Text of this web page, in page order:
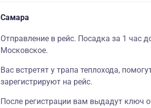
Самара
Отправление в рейс. Посадка за 1 час
Московское.
Вас встретят у трапа теплохода,
зарегистрируют на рейс.
После регистрации вам выдадут ключ